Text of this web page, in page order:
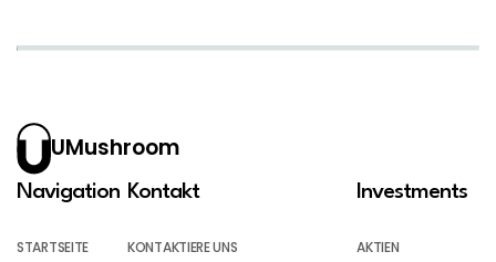
UMushroom
Navigation
STARTSEITE
Kontakt
KONTAKTIERE UNS
Investments
AKTIEN